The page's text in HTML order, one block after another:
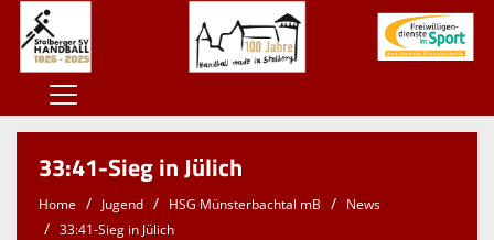
Home
100 Jahre SSV
Der SSV
33:41-Sieg in Jülich
Home Jugend HSG Münsterbachtal mB
News
33:41-Sieg in Jülich